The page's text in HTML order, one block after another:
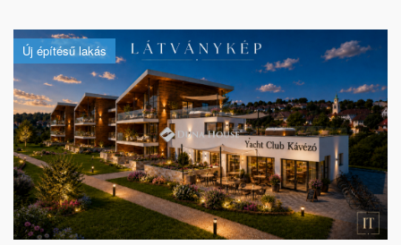
Új építésű lakás